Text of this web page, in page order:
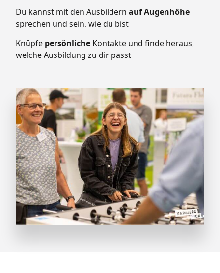
Du kannst mit den Ausbildern auf Augenhöhe
sprechen und sein, wie du bist
Knüpfe persönliche Kontakte und finde heraus,
welche Ausbildung zu dir passt